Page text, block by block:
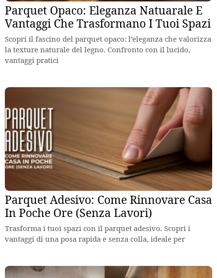
Parquet Opaco: Eleganza Natuarale E
Vantaggi Che Trasformano I Tuoi Spazi
Scopri il fascino del parquet opaco: l’eleganza che valorizza
la texture naturale del legno. Confronto con il lucido,
vantaggi pratici
Parquet Adesivo: Come Rinnovare Casa
In Poche Ore (Senza Lavori)
Trasforma i tuoi spazi con il parquet adesivo. Scopri i
vantaggi di una posa rapida e senza colla, ideale per